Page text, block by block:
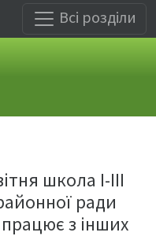
Всі розділи
школа І-ІІІ
ради
з інших